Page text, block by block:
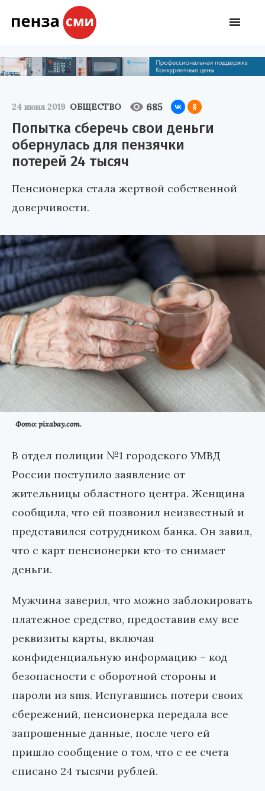
24 июня 2019 ОБЩЕСТВО 685
Попытка сберечь свои деньги
обернулась для пензячки
потерей 24 тысяч
Пенсионерка стала жертвой собственной
доверчивости.
Фото: pixabay.com.
В отдел полиции №1 городского УМВД
России поступило заявление от
жительницы областного центра. Женщина
сообщила, что ей позвонил неизвестный и
представился сотрудником банка. Он завил,
что с карт пенсионерки кто-то снимает
деньги.
Мужчина заверил, что можно заблокировать
платежное средство, предоставив ему все
реквизиты карты, включая
конфиденциальную информацию – код
безопасности с оборотной стороны и
пароли из sms. Испугавшись потери своих
сбережений, пенсионерка передала все
запрошенные данные, после чего ей
пришло сообщение о том, что с ее счета
списано 24 тысячи рублей.